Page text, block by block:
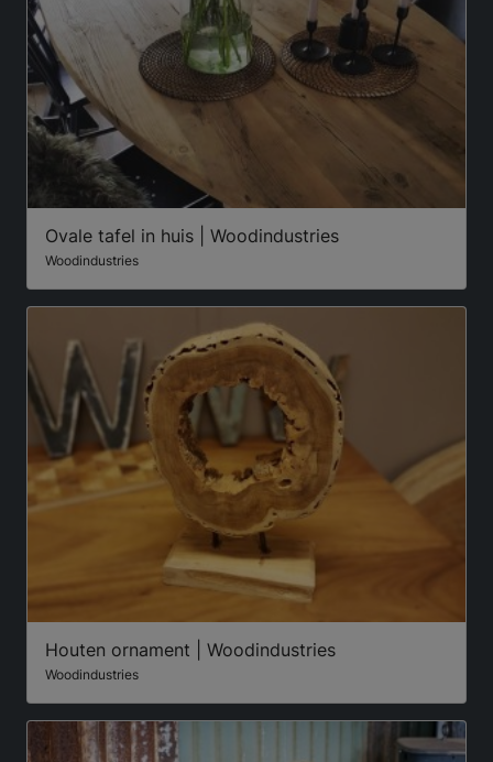
Ovale tafel in huis | Woodindustries
Woodindustries
Houten ornament | Woodindustries
Woodindustries